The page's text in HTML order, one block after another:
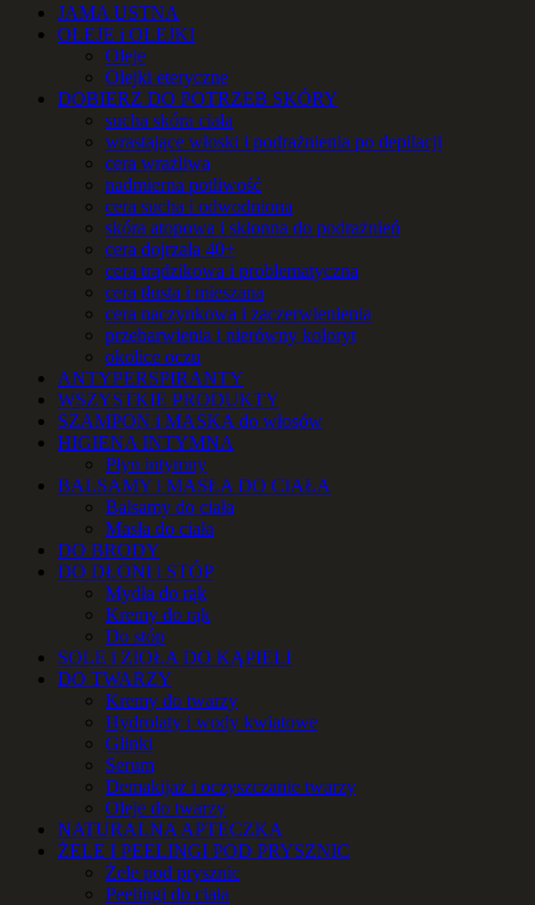
JAMA USTNA
OLEJE i OLEJKI
Oleje
Olejki eteryczne
DOBIERZ DO POTRZEB SKÓRY
sucha skóra ciała
wrastające włoski i podrażnienia po depilacji
cera wrażliwa
nadmierna potliwość
cera sucha i odwodniona
skóra atopowa i skłonna do podrażnień
cera dojrzała 40+
cera trądzikowa i problematyczna
cera tłusta i mieszana
cera naczynkowa i zaczerwienienia
przebarwienia i nierówny koloryt
okolice oczu
ANTYPERSPIRANTY
WSZYSTKIE PRODUKTY
SZAMPON i MASKA do włosów
HIGIENA INTYMNA
Płyn intymny
BALSAMY i MASŁA DO CIAŁA
Balsamy do ciała
Masła do ciała
DO BRODY
DO DŁONI i STÓP
Mydła do rąk
Kremy do rąk
Do stóp
SOLE i ZIOŁA DO KĄPIELI
DO TWARZY
Kremy do twarzy
Hydrolaty i wody kwiatowe
Glinki
Serum
Demakijaż i oczyszczanie twarzy
Oleje do twarzy
NATURALNA APTECZKA
ŻELE I PEELINGI POD PRYSZNIC
Żele pod prysznic
Peelingi do ciała